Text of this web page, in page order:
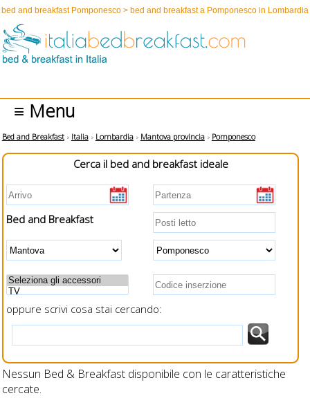
bed and breakfast Pomponesco > bed and breakfast a Pomponesco in Lombardia
≡ Menu
Bed and Breakfast Italia Lombardia Mantova provincia Pomponesco
Cerca il bed and breakfast ideale
Bed and Breakfast
oppure scrivi cosa stai cercando:
Nessun Bed & Breakfast disponibile con le caratteristiche
cercate.